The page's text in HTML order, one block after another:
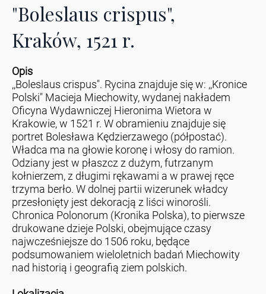
"Boleslaus crispus",
Kraków, 1521 r.
Opis
,,Boleslaus crispus". Rycina znajduje się w: ,,Kronice
Polski" Macieja Miechowity, wydanej nakładem
Oficyna Wydawniczej Hieronima Wietora w
Krakowie, w 1521 r. W obramieniu znajduje się
portret Bolesława Kędzierzawego (półpostać).
Władca ma na głowie koronę i włosy do ramion.
Odziany jest w płaszcz z dużym, futrzanym
kołnierzem, z długimi rękawami a w prawej ręce
trzyma berło. W dolnej partii wizerunek władcy
przesłonięty jest dekoracją z liści winorośli.
Chronica Polonorum (Kronika Polska), to pierwsze
drukowane dzieje Polski, obejmujące czasy
najwcześniejsze do 1506 roku, będące
podsumowaniem wieloletnich badań Miechowity
nad historią i geografią ziem polskich.